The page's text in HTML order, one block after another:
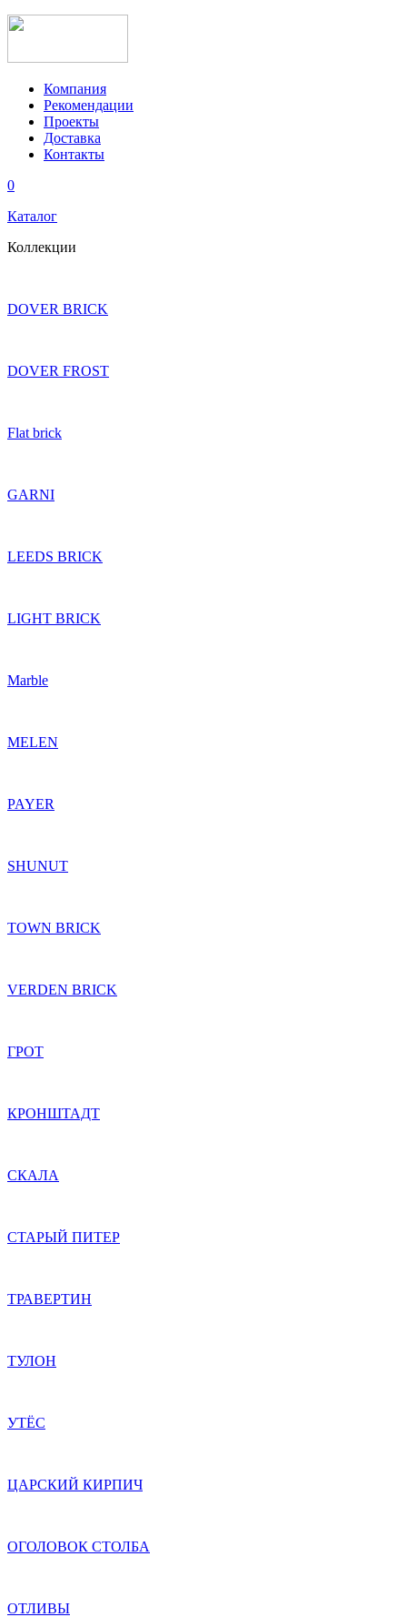
Компания
Рекомендации
Проекты
Доставка
Контакты
0
Каталог
Коллекции
DOVER BRICK
DOVER FROST
Flat brick
GARNI
LEEDS BRICK
LIGHT BRICK
Marble
MELEN
PAYER
SHUNUT
TOWN BRICK
VERDEN BRICK
ГРОТ
КРОНШТАДТ
СКАЛА
СТАРЫЙ ПИТЕР
ТРАВЕРТИН
ТУЛОН
УТЁС
ЦАРСКИЙ КИРПИЧ
ОГОЛОВОК СТОЛБА
ОТЛИВЫ